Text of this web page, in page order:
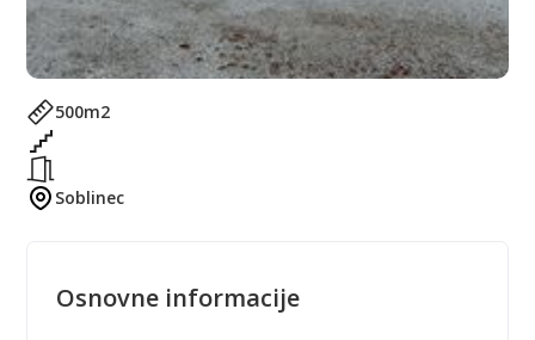
500m2
Soblinec
Osnovne informacije